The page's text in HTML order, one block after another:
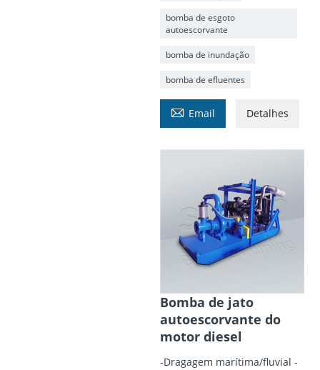
bomba de esgoto
autoescorvante
bomba de inundação
bomba de efluentes
 Email Detalhes
Bomba de jato
autoescorvante do
motor diesel
-Dragagem marítima/fluvial -